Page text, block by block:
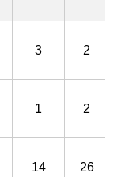
3 2
1 2
14 26